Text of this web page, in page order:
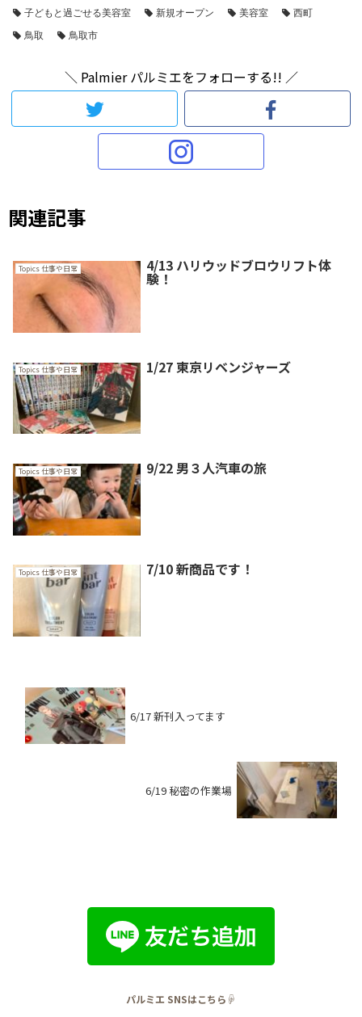
子どもと過ごせる美容室
新規オープン 美容室
西町
鳥取
鳥取市
＼ Palmier パルミエをフォローする!! ／
関連記事
Topics 仕事や日常 4/13 ハリウッドブロウリフト体
験！
Topics 仕事や日常 1/27 東京リベンジャーズ
Topics 仕事や日常 9/22 男３人汽車の旅
Topics 仕事や日常 7/10 新商品です！
6/17 新刊入ってます
6/19 秘密の作業場
パルミエ SNSはこちら☟